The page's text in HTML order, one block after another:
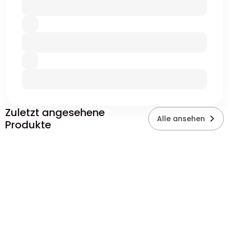
Zuletzt angesehene
Produkte
Alle ansehen